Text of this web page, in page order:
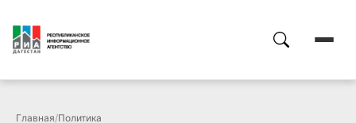
Главная/Политика